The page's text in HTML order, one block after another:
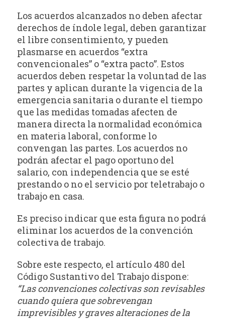
Los acuerdos alcanzados no deben afectar
derechos de índole legal, deben garantizar
el libre consentimiento, y pueden
plasmarse en acuerdos “extra
convencionales” o “extra pacto”. Estos
acuerdos deben respetar la voluntad de las
partes y aplican durante la vigencia de la
emergencia sanitaria o durante el tiempo
que las medidas tomadas afecten de
manera directa la normalidad económica
en materia laboral, conforme lo
convengan las partes. Los acuerdos no
podrán afectar el pago oportuno del
salario, con independencia que se esté
prestando o no el servicio por teletrabajo o
trabajo en casa.
Es preciso indicar que esta figura no podrá
eliminar los acuerdos de la convención
colectiva de trabajo.
Sobre este respecto, el artículo 480 del
Código Sustantivo del Trabajo dispone:
“Las convenciones colectivas son revisables
cuando quiera que sobrevengan
imprevisibles y graves alteraciones de la